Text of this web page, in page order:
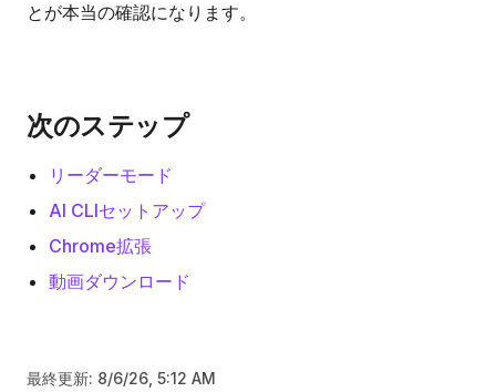
とが本当の確認になります。
次のステップ
リーダーモード
AI CLIセットアップ
Chrome拡張
動画ダウンロード
最終更新: 8/6/26, 5:12 AM